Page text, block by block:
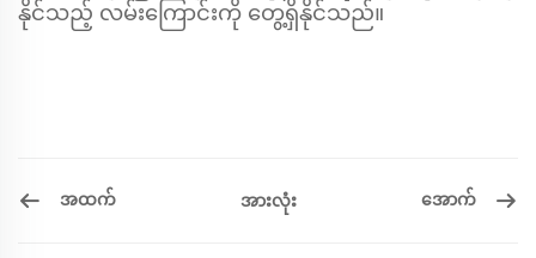
နိုင်သည့် လမ်းကြောင်းကို တွေ့ရှိနိုင်သည်။
အထက် အားလုံး အောက်